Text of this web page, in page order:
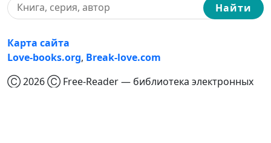
Найти
Карта сайта
Love-books.org, Break-love.com
Ⓒ 2026 Ⓒ Free-Reader — библиотека электронных